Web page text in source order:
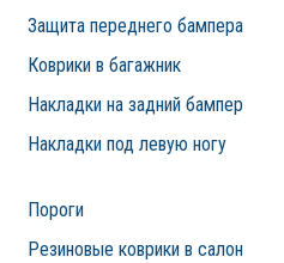
Защита переднего бампера
Коврики в багажник
Накладки на задний бампер
Накладки под левую ногу
Пороги
Резиновые коврики в салон